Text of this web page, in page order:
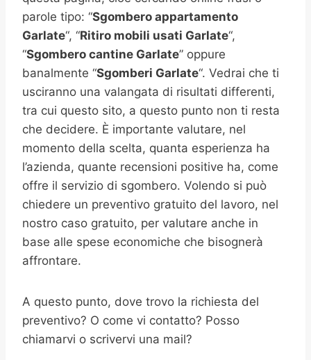
parole tipo: “Sgombero appartamento
Garlate“, “Ritiro mobili usati Garlate“,
“Sgombero cantine Garlate” oppure
banalmente “Sgomberi Garlate“. Vedrai che ti
usciranno una valangata di risultati differenti,
tra cui questo sito, a questo punto non ti resta
che decidere. È importante valutare, nel
momento della scelta, quanta esperienza ha
l’azienda, quante recensioni positive ha, come
offre il servizio di sgombero. Volendo si può
chiedere un preventivo gratuito del lavoro, nel
nostro caso gratuito, per valutare anche in
base alle spese economiche che bisognerà
affrontare.
A questo punto, dove trovo la richiesta del
preventivo? O come vi contatto? Posso
chiamarvi o scrivervi una mail?